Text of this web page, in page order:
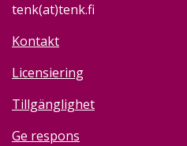
tenk(at)tenk.fi
Kontakt
Licensiering
Tillgänglighet
Ge respons